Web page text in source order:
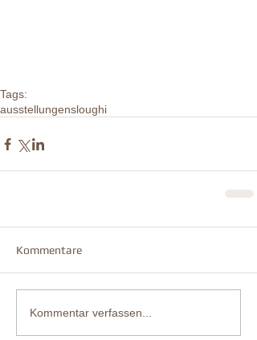
Tags:
ausstellungensloughi
Kommentare
Kommentar verfassen...